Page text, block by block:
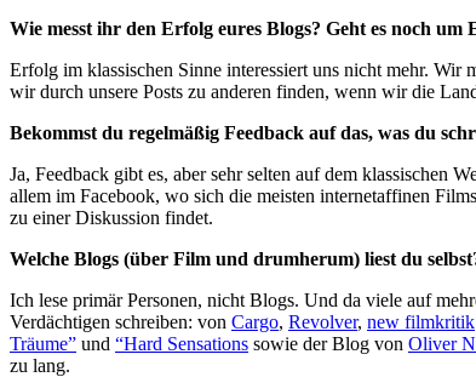
Wie messt ihr den Erfolg eures Blogs? Geht es noch
Erfolg im klassischen Sinne interessiert uns nicht mehr. Wir
wir durch unsere Posts zu anderen finden, wenn wir die
Bekommst du regelmäßig Feedback auf das, was du
Ja, Feedback gibt es, aber sehr selten auf dem klassischen
allem im Facebook, wo sich die meisten internetaffinen
zu einer Diskussion findet.
Welche Blogs (über Film und drumherum) liest du
Ich lese primär Personen, nicht Blogs. Und da viele auf
Verdächtigen schreiben: von Cargo, Revolver, new filmkritik
Träume” und “Hard Sensations sowie der Blog von Oliver
zu lang.